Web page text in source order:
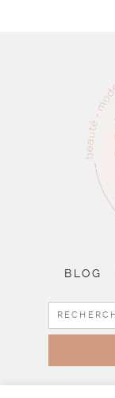
BLOG